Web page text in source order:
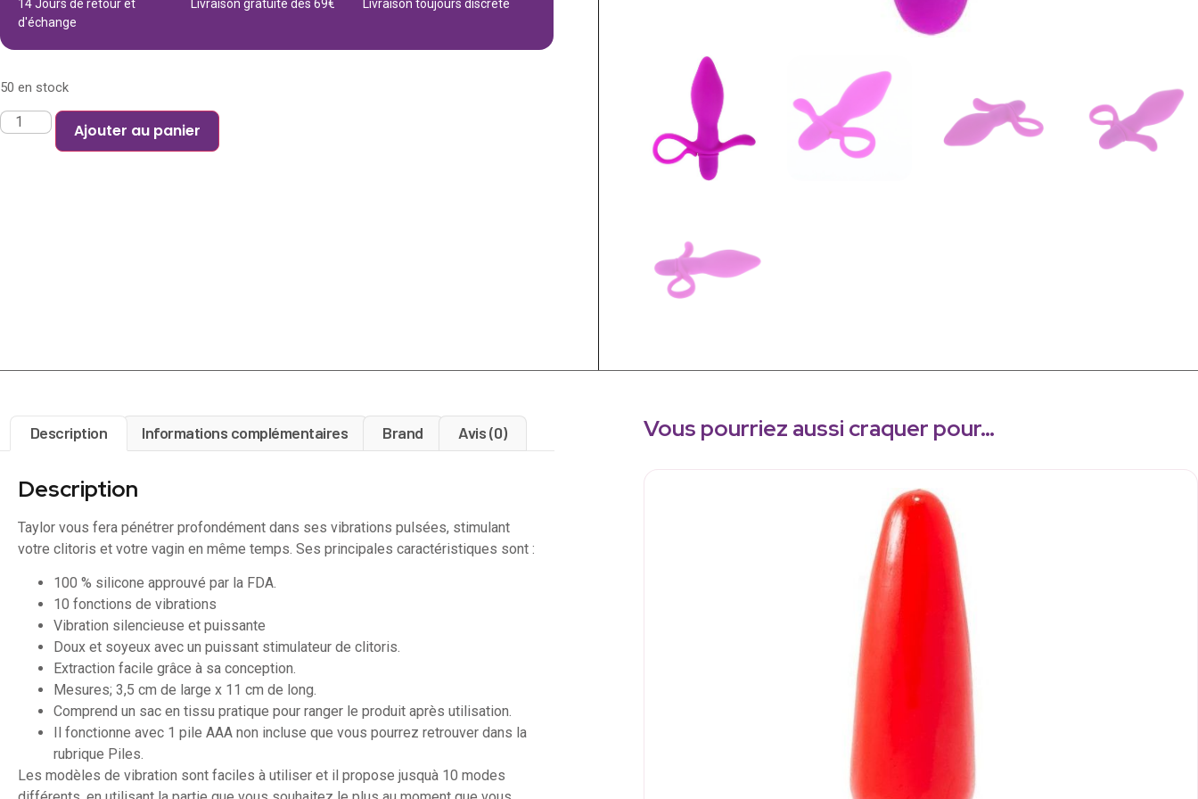
14 Jours de retour et
d'échange
Livraison gratuite dès 69€ Livraison toujours discrète
50 en stock
Ajouter au panier
Description Informations complémentaires Brand Avis (0)
Description
Taylor vous fera pénétrer profondément dans ses vibrations pulsées, stimulant
votre clitoris et votre vagin en même temps. Ses principales caractéristiques sont :
100 % silicone approuvé par la FDA.
10 fonctions de vibrations
Vibration silencieuse et puissante
Doux et soyeux avec un puissant stimulateur de clitoris.
Extraction facile grâce à sa conception.
Mesures; 3,5 cm de large x 11 cm de long.
Comprend un sac en tissu pratique pour ranger le produit après utilisation.
Il fonctionne avec 1 pile AAA non incluse que vous pourrez retrouver dans la
rubrique Piles.
Les modèles de vibration sont faciles à utiliser et il propose jusquà 10 modes
Vous pourriez aussi craquer pour…